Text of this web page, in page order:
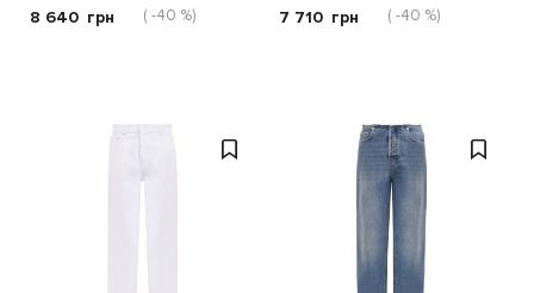
8 640 грн ( -40 %) 7 710 грн ( -40 %)